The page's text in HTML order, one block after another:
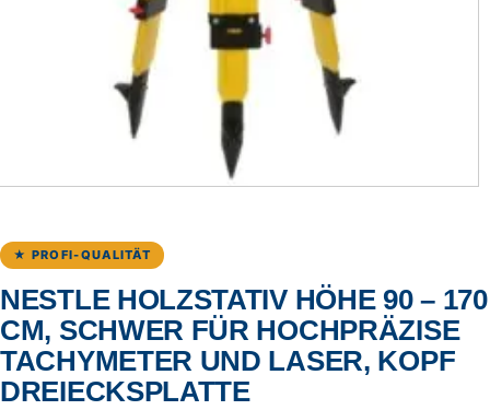
★ PROFI-QUALITÄT
NESTLE HOLZSTATIV HÖHE 90 – 170
CM, SCHWER FÜR HOCHPRÄZISE
TACHYMETER UND LASER, KOPF
DREIECKSPLATTE